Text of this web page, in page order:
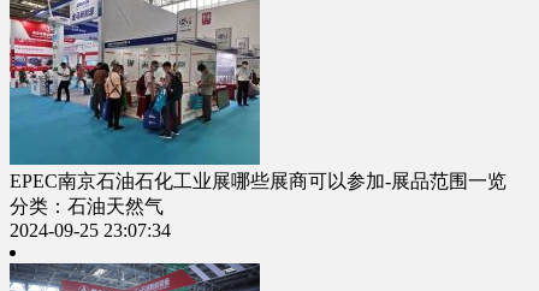
EPEC南京石油石化工业展哪些展商可以参加-展品范围一览
分类：石油天然气
2024-09-25 23:07:34